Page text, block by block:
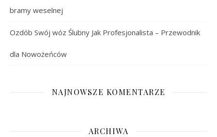
bramy weselnej
Ozdób Swój wóz Ślubny Jak Profesjonalista – Przewodnik
dla Nowożeńców
NAJNOWSZE KOMENTARZE
ARCHIWA